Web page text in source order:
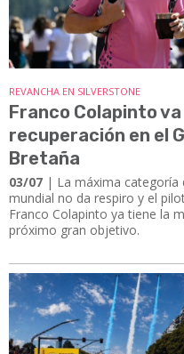
REVANCHA EN SILVERSTONE
Franco Colapinto
recuperación en el
Bretaña
03/07 | La máxima categoría
mundial no da respiro y el
Franco Colapinto ya tiene la
próximo gran objetivo.